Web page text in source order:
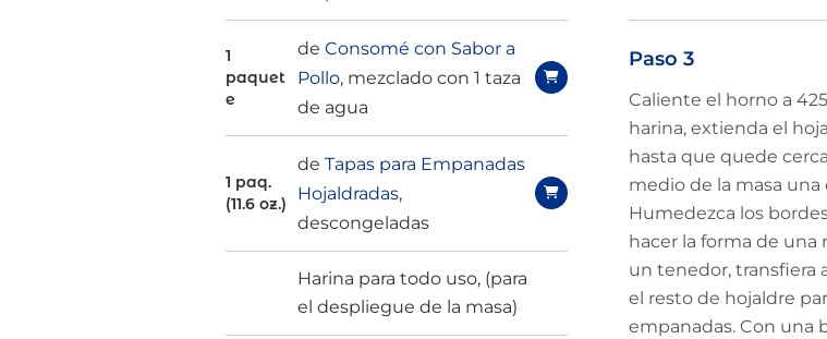
1
paquet
e
deConsomé con Sabor a
Pollo, mezclado con 1 taza
de agua
1 paq.
(11.6 oz.)
deTapas para Empanadas
Hojaldradas,
descongeladas
Harina para todo uso, (para
el despliegue de la masa)
Paso 3
Caliente el horno a
harina, extienda el
hasta que quede
medio de la masa una
Humedezca los
hacer la forma de una
un tenedor, transfiera
el resto de hojaldre
empanadas. Con una